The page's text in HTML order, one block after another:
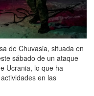
de Chuvasia, situada en
sábado de un ataque
Ucrania, lo que ha
en las